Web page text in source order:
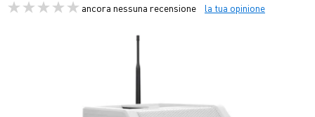
ancora nessuna recensione la tua opinione